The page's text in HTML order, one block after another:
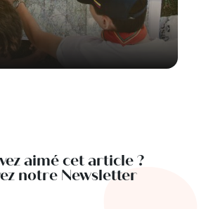
aimé cet article ?
notre Newsletter